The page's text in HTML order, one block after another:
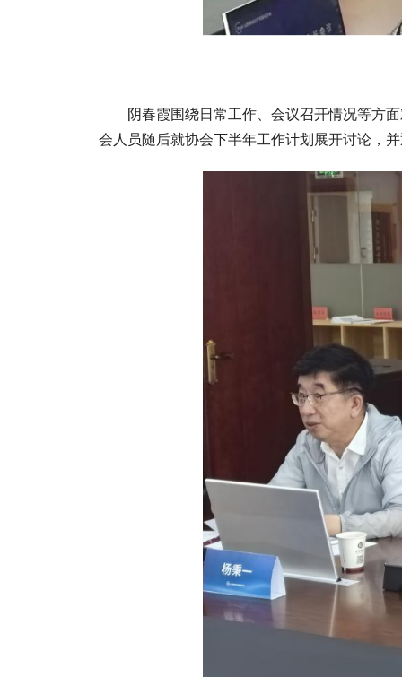
阴春霞围绕日常工作、会议召开情况等方
会人员随后就协会下半年工作计划展开讨论，